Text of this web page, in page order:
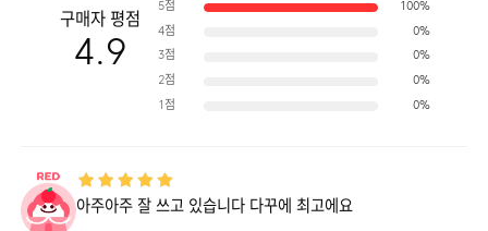
구매자 평점
4.9
5점 100%
4점 0%
3점 0%
2점 0%
1점 0%
아주아주 잘 쓰고 있습니다 다꾸에 최고에요